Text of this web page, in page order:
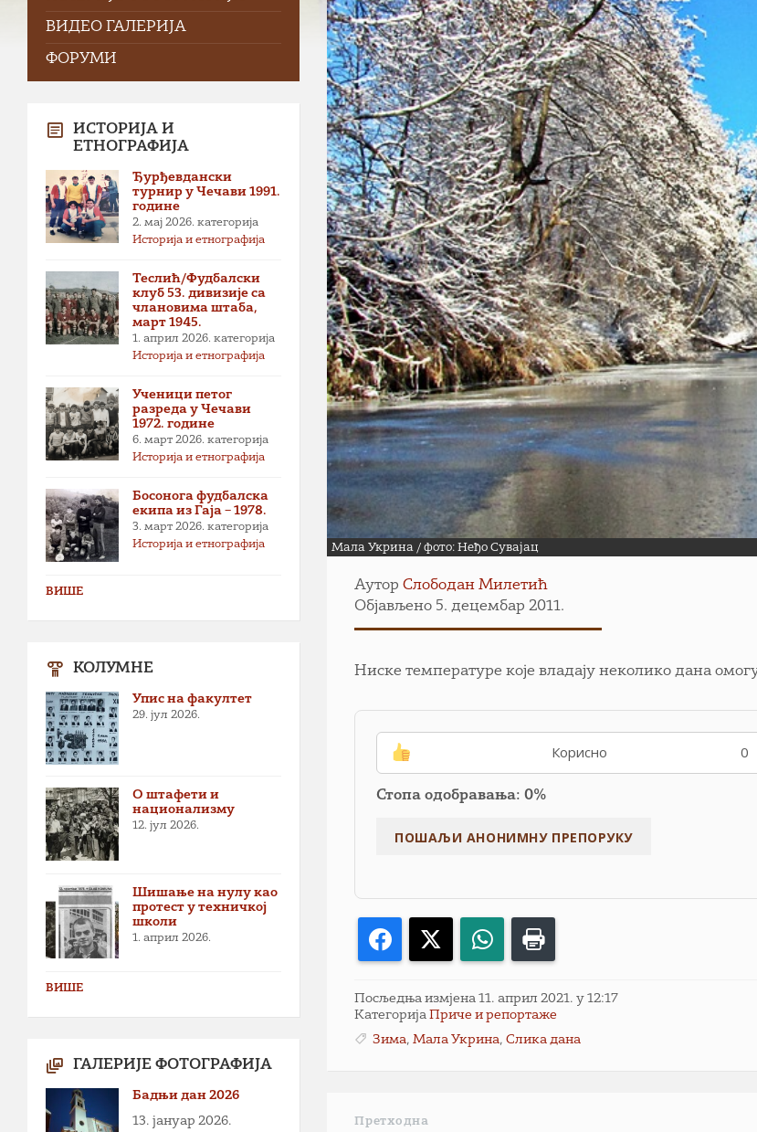
Мала Укрина / фото: Неђо Сувајац
АуторСлободан Милетић
Објављено 5. децембар 2011.
Ниске температуре које владају неколико дана
Корисно 0
Стопа одобравања: 0%
Facebook WhatsApp
Посљедња измјена 11. април 2021. у 12:17
КатегоријаПриче и репортаже
Зима, Мала Укрина,Слика дана
Претходна
ВИДЕО ГАЛЕРИЈА
ФОРУМИ
ИСТОРИЈА И
ЕТНОГРАФИЈА
Ђурђевдански
турнир у Чечави 1991.
године
2. мај 2026. категорија
Историја и етнографија
Теслић/Фудбалски
клуб 53. дивизије са
члановима штаба,
март 1945.
1. април 2026. категорија
Историја и етнографија
Ученици петог
разреда у Чечави
1972. године
6. март 2026. категорија
Историја и етнографија
Босонога фудбалска
екипа из Гаја – 1978.
3. март 2026. категорија
Историја и етнографија
ВИШЕ
КОЛУМНЕ
Упис на факултет
29. јул 2026.
О штафети и
национализму
12. јул 2026.
Шишање на нулу као
протест у техничкој
школи
1. април 2026.
ВИШЕ
ГАЛЕРИЈЕ ФОТОГРАФИЈА
Бадњи дан 2026
13. јануар 2026.